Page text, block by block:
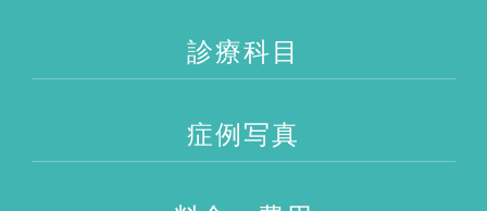
診療科目
症例写真